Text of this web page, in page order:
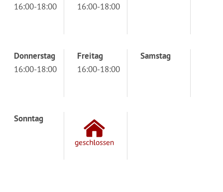
16:00-18:00
16:00-18:00
Donnerstag
16:00-18:00
Freitag
16:00-18:00
Samstag
Sonntag